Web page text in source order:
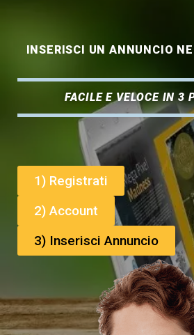
INSERISCI UN ANNUNCIO
FACILE E VELOCE IN 3
1) Registrati
2) Account
3) Inserisci Annuncio